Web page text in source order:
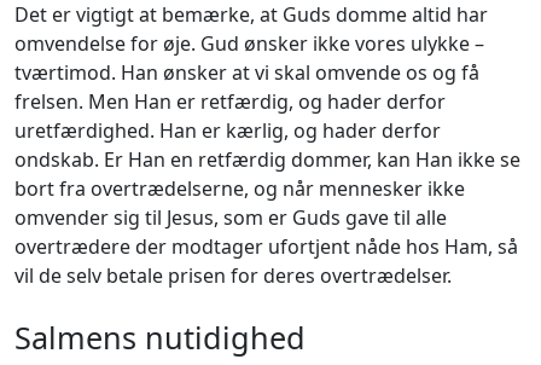
Det er vigtigt at bemærke, at Guds domme altid har
omvendelse for øje. Gud ønsker ikke vores ulykke –
tværtimod. Han ønsker at vi skal omvende os og få
frelsen. Men Han er retfærdig, og hader derfor
uretfærdighed. Han er kærlig, og hader derfor
ondskab. Er Han en retfærdig dommer, kan Han ikke se
bort fra overtrædelserne, og når mennesker ikke
omvender sig til Jesus, som er Guds gave til alle
overtrædere der modtager ufortjent nåde hos Ham, så
vil de selv betale prisen for deres overtrædelser.
Salmens nutidighed